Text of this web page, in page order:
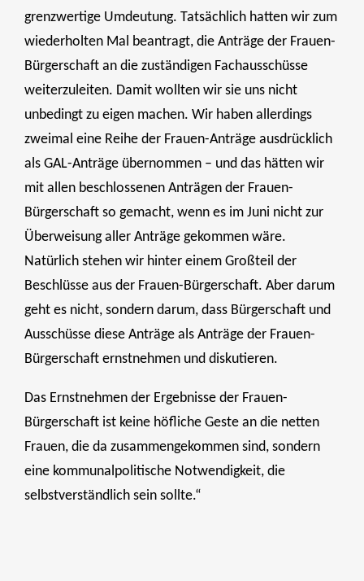
grenzwertige Umdeutung. Tatsächlich hatten wir zum
wiederholten Mal beantragt, die Anträge der Frauen-
Bürgerschaft an die zuständigen Fachausschüsse
weiterzuleiten. Damit wollten wir sie uns nicht
unbedingt zu eigen machen. Wir haben allerdings
zweimal eine Reihe der Frauen-Anträge ausdrücklich
als GAL-Anträge übernommen – und das hätten wir
mit allen beschlossenen Anträgen der Frauen-
Bürgerschaft so gemacht, wenn es im Juni nicht zur
Überweisung aller Anträge gekommen wäre.
Natürlich stehen wir hinter einem Großteil der
Beschlüsse aus der Frauen-Bürgerschaft. Aber darum
geht es nicht, sondern darum, dass Bürgerschaft und
Ausschüsse diese Anträge als Anträge der Frauen-
Bürgerschaft ernstnehmen und diskutieren.
Das Ernstnehmen der Ergebnisse der Frauen-
Bürgerschaft ist keine höfliche Geste an die netten
Frauen, die da zusammengekommen sind, sondern
eine kommunalpolitische Notwendigkeit, die
selbstverständlich sein sollte.“